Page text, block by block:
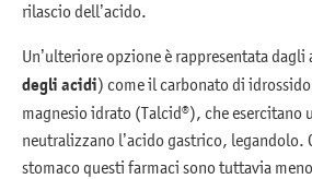
rilascio dell’acido.
Un’ulteriore opzione è rappresentata
degli acidi) come il carbonato di
magnesio idrato (Talcid®), che esercitano
neutralizzano l’acido gastrico, legandolo.
stomaco questi farmaci sono tuttavia